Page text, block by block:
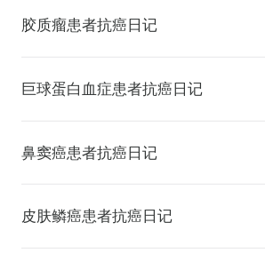
胶质瘤患者抗癌日记
巨球蛋⽩⾎症患者抗癌日记
⿐窦癌患者抗癌日记
⽪肤鳞癌患者抗癌日记